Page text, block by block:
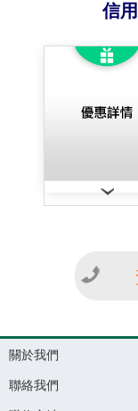
信
關於我們
聯絡我們